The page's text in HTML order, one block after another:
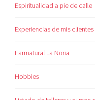
Espiritualidad a pie de calle
Experiencias de mis clientes
Farmatural La Noria
Hobbies